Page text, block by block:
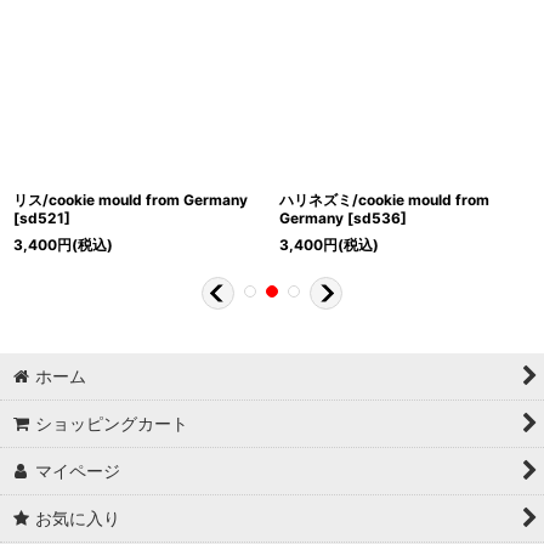
リス/cookie mould from Germany
[sd521]
3,400円(税込)
ハリネズミ/cookie mould from
Germany [sd536]
3,400円(税込)
ホーム
ショッピングカート
マイページ
お気に入り